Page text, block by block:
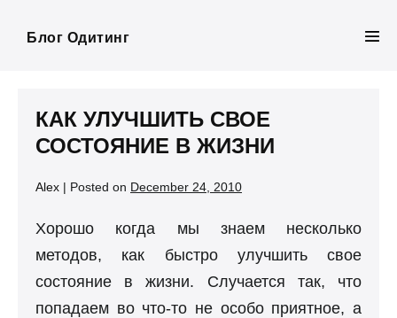
Блог Одитинг
КАК УЛУЧШИТЬ СВОЕ
СОСТОЯНИЕ В ЖИЗНИ
Alex | Posted on December 24, 2010
Хорошо когда мы знаем несколько
методов, как быстро улучшить свое
состояние в жизни. Случается так, что
попадаем во что-то не особо приятное, а